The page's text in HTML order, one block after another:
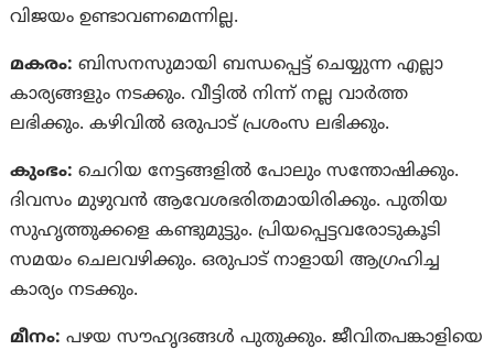
വിജയം ഉണ്ടാവണമെന്നില്ല.
മകരം: ബിസനസുമായി ബന്ധപ്പെട്ട് ചെയ്യുന്ന എല്ലാ
കാര്യങ്ങളും നടക്കും. വീട്ടിൽ നിന്ന് നല്ല വാർത്ത
ലഭിക്കും. കഴിവിൽ ഒരുപാട് പ്രശംസ ലഭിക്കും.
കുംഭം:ചെറിയ നേട്ടങ്ങളിൽ പോലും സന്തോഷിക്കും.
ദിവസം മുഴുവൻ ആവേശഭരിതമായിരിക്കും. പുതിയ
സുഹൃത്തുക്കളെ കണ്ടുമുട്ടും. പ്രിയപ്പെട്ടവരോടുകൂടി
സമയം ചെലവഴിക്കും. ഒരുപാട് നാളായി ആഗ്രഹിച്ച
കാര്യം നടക്കും.
മീനം:പഴയ സൗഹൃദങ്ങൾ പുതുക്കും. ജീവിതപങ്കാളിയെ